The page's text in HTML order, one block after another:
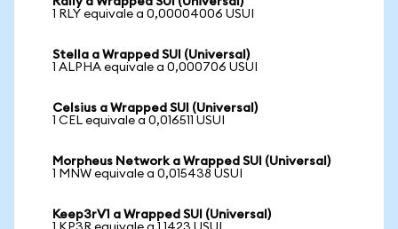
1 RLY equivale a 0,00004006 USUI
Stella a Wrapped SUI (Universal)
1 ALPHA equivale a 0,000706 USUI
Celsius a Wrapped SUI (Universal)
1 CEL equivale a 0,016511 USUI
Morpheus Network a Wrapped SUI (Universal)
1 MNW equivale a 0,015438 USUI
Keep3rV1 a Wrapped SUI (Universal)